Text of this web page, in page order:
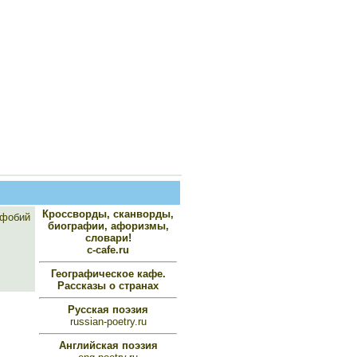
Кроссворды, сканворды,
биографии, афоризмы,
словари!
c-cafe.ru
Географическое кафе.
Рассказы о странах
Русская поэзия
russian-poetry.ru
Английская поэзия